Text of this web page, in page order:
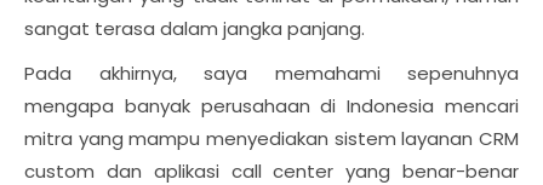
sangat terasa dalam jangka panjang.
Pada akhirnya, saya memahami sepenuhnya
mengapa banyak perusahaan di Indonesia mencari
mitra yang mampu menyediakan sistem layanan CRM
custom dan aplikasi call center yang benar-benar